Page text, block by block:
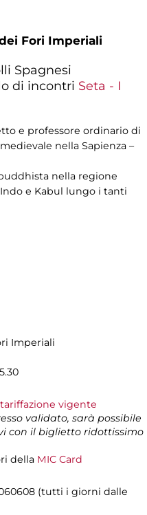
Fori Imperiali
Spagnesi
di incontri Seta - I
e professore ordinario di
nella Sapienza –
nella regione
e Kabul lungo i tanti
Imperiali
tariffazione vigente
validato, sarà possibile
con il biglietto ridottissimo
della MIC Card
(tutti i giorni dalle